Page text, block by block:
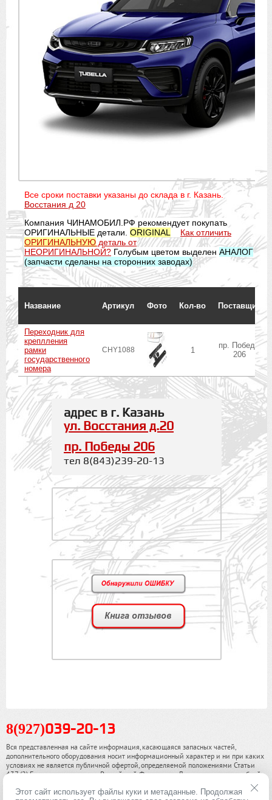
Все сроки поставки указаны до склада в г. Казань.
Восстания д 20
Компания ЧИНАМОБИЛ.РФ рекомендует покупать
ОРИГИНАЛЬНЫЕ детали. ORIGINAL
Как отличить
ОРИГИНАЛЬНУЮ деталь от
НЕОРИГИНАЛЬНОЙ? Голубым цветом выделен АНАЛОГ
(запчасти сделаны на сторонних заводах)
Название Артикул Фото Кол-во Поставщик
Переходник для
креплления
рамки
государственного
номера
CHY1088 1
пр. Победы
206
адрес в г. Казань
ул. Восстания д.20
пр. Победы 206
тел 8(843)239-20-13
.
8(927)039-20-13
Вся представленная на сайте информация, касающаяся запасных частей,
дополнительного оборудования носит информационный характер и ни при каких
условиях не является публичной офертой, определяемой положениями Статьи
437 (2) Гражданского кодекса Российской Федерации. Для получения подробной
информации, пожалуйста, обращайтесь к нашим специалистам. чинамобил.рф ©
2013-2026. Все права охраняются законом.
Этот сайт использует файлы куки и метаданные. Продолжая